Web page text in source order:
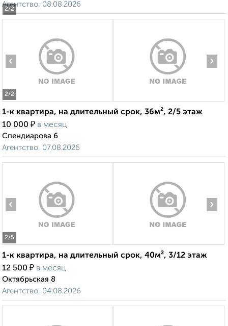
2/2
Агентство, 08.08.2026
2/2
‹ ›
1-к квартира, на длительный срок, 36м², 2/5 этаж
10 000 ₽ в месяц
Спендиарова 6
Агентство, 07.08.2026
2/5
‹ ›
1-к квартира, на длительный срок, 40м², 3/12 этаж
12 500 ₽ в месяц
Октябрьская 8
Агентство, 04.08.2026